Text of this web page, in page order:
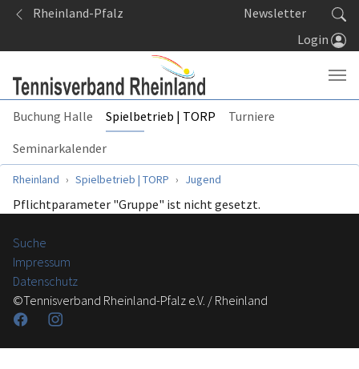
Springe zum Seiteninhalt
Rheinland-Pfalz
Newsletter
Login
Buchung Halle Spielbetrieb | TORP
Turniere
Seminarkalender
Sie sind hier:
Rheinland Spielbetrieb | TORP Jugend
Pflichtparameter "Gruppe" ist nicht gesetzt.
Suche
Impressum
Datenschutz
©Tennisverband Rheinland-Pfalz e.V. / Rheinland
FacebookInstagram